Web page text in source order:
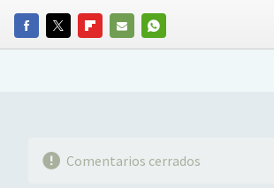
FACEBOOKTWITTERFLIPBOARD
E-
WHATSAPP
Comentarios cerrados